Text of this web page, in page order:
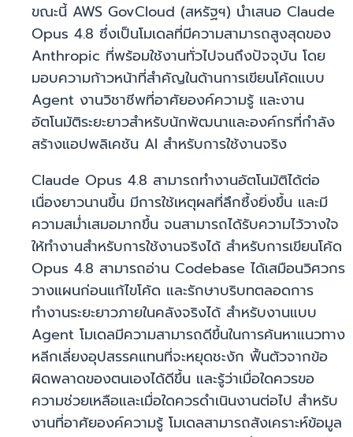
ขณะนี้ AWS GovCloud (สหรัฐฯ) นำเสนอ Claude
Opus 4.8 ซึ่งเป็นโมเดลที่มีความสามารถสูงสุดของ
Anthropic ที่พร้อมใช้งานทั่วไปจนถึงปัจจุบัน โดย
มอบความก้าวหน้าที่สำคัญในด้านการเขียนโค้ดแบบ
Agent งานวิชาชีพที่อาศัยองค์ความรู้ และงาน
อัตโนมัติระยะยาวสำหรับนักพัฒนาและองค์กรที่กำลัง
สร้างแอปพลิเคชัน AI สำหรับการใช้งานจริง
Claude Opus 4.8 สามารถทำงานอัตโนมัติได้ต่อ
เนื่องยาวนานขึ้น มีการใช้เหตุผลที่ลึกซึ้งยิ่งขึ้น และมี
ความสม่ำเสมอมากขึ้น จนสามารถได้รับความไว้วางใจ
ให้ทำงานสำหรับการใช้งานจริงได้ สำหรับการเขียนโค้ด
Opus 4.8 สามารถอ่าน Codebase ได้เสมือนวิศวกร
วางแผนก่อนแก้ไขโค้ด และรักษาบริบทตลอดการ
ทำงานระยะยาวภายในคลังจริงได้ สำหรับงานแบบ
Agent โมเดลมีความสามารถดีขึ้นในการค้นหาแนวทาง
หลีกเลี่ยงอุปสรรคแทนที่จะหยุดชะงัก ฟื้นตัวจากข้อ
ผิดพลาดของตนเองได้ดีขึ้น และรู้ว่าเมื่อใดควรขอ
ความช่วยเหลือและเมื่อใดควรดำเนินงานต่อไป สำหรับ
งานที่อาศัยองค์ความรู้ โมเดลสามารถสังเคราะห์ข้อมูล